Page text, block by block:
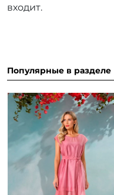
входит.
Популярные в разделе